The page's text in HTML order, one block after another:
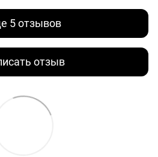
5 отзывов
отзыв